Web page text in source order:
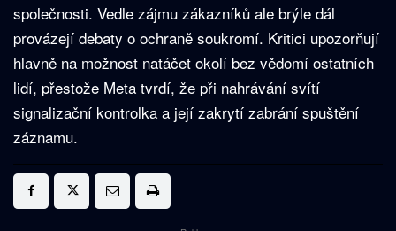
společnosti. Vedle zájmu zákazníků ale brýle dál
provázejí debaty o ochraně soukromí. Kritici upozorňují
hlavně na možnost natáčet okolí bez vědomí ostatních
lidí, přestože Meta tvrdí, že při nahrávání svítí
signalizační kontrolka a její zakrytí zabrání spuštění
záznamu.